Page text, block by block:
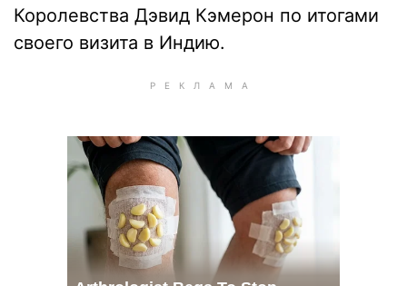
Королевства Дэвид Кэмерон по итогами
своего визита в Индию.